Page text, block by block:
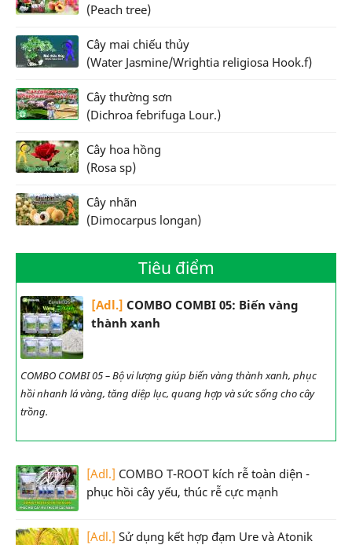
(Peach tree)
Cây mai chiếu thủy
(Water Jasmine/Wrightia religiosa Hook.f)
Cây thường sơn
(Dichroa febrifuga Lour.)
Cây hoa hồng
(Rosa sp)
Cây nhãn
(Dimocarpus longan)
Tiêu điểm
[Adl.] COMBO COMBI 05: Biến vàng
thành xanh
COMBO COMBI 05 – Bộ vi lượng giúp biến vàng thành xanh, phục
hồi nhanh lá vàng, tăng diệp lục, quang hợp và sức sống cho cây
trồng.
[Adl.] COMBO T-ROOT kích rễ toàn diện -
phục hồi cây yếu, thúc rễ cực mạnh
[Adl.] Sử dụng kết hợp đạm Ure và Atonik